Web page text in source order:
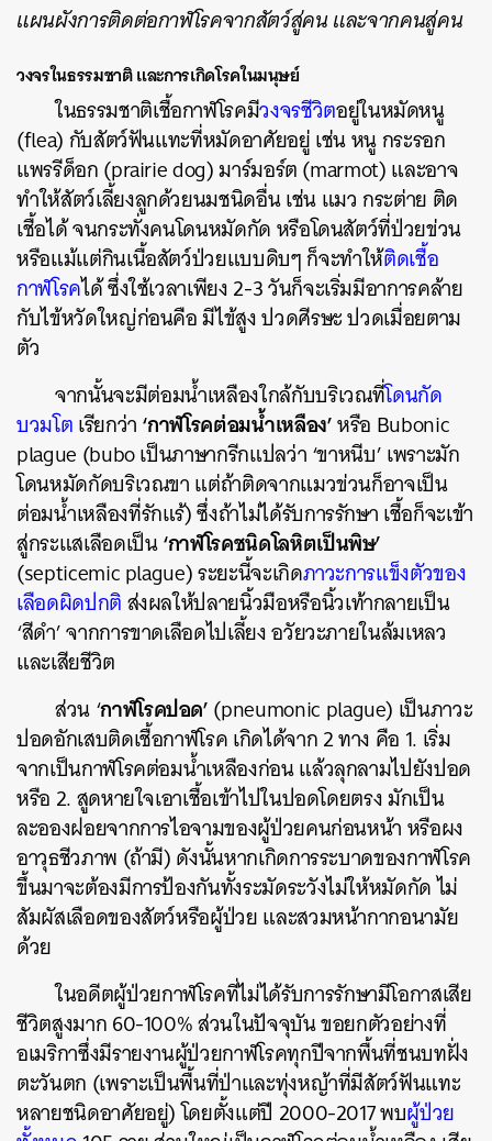
แผนผังการติดต่อกาฬโรคจากสัตว์สู่คน และจากคนสู่คน
วงจรในธรรมชาติ และการเกิดโรคในมนุษย์
ในธรรมชาติเชื้อกาฬโรคมีวงจรชีวิตอยู่ในหมัดหนู
(flea) กับสัตว์ฟันแทะที่หมัดอาศัยอยู่ เช่น หนู กระรอก
แพรรีด็อก (prairie dog) มาร์มอร์ต (marmot) และอาจ
ทำให้สัตว์เลี้ยงลูกด้วยนมชนิดอื่น เช่น แมว กระต่าย ติด
เชื้อได้ จนกระทั่งคนโดนหมัดกัด หรือโดนสัตว์ที่ป่วยข่วน
หรือแม้แต่กินเนื้อสัตว์ป่วยแบบดิบๆ ก็จะทำให้ติดเชื้อ
กาฬโรคได้ ซึ่งใช้เวลาเพียง 2-3 วันก็จะเริ่มมีอาการคล้าย
กับไข้หวัดใหญ่ก่อนคือ มีไข้สูง ปวดศีรษะ ปวดเมื่อยตาม
ตัว
จากนั้นจะมีต่อมน้ำเหลืองใกล้กับบริเวณที่โดนกัด
บวมโตเรียกว่า‘กาฬโรคต่อมน้ำเหลือง’หรือ Bubonic
plague (bubo เป็นภาษากรีกแปลว่า ‘ขาหนีบ’ เพราะมัก
โดนหมัดกัดบริเวณขา แต่ถ้าติดจากแมวข่วนก็อาจเป็น
ต่อมน้ำเหลืองที่รักแร้) ซึ่งถ้าไม่ได้รับการรักษา เชื้อก็จะเข้า
สู่กระแสเลือดเป็น‘กาฬโรคชนิดโลหิตเป็นพิษ’
(septicemic plague) ระยะนี้จะเกิดภาวะการแข็งตัวของ
เลือดผิดปกติส่งผลให้ปลายนิ้วมือหรือนิ้วเท้ากลายเป็น
‘สีดำ’ จากการขาดเลือดไปเลี้ยง อวัยวะภายในล้มเหลว
และเสียชีวิต
ส่วน ‘กาฬโรคปอด’(pneumonic plague) เป็นภาวะ
ปอดอักเสบติดเชื้อกาฬโรค เกิดได้จาก 2 ทาง คือ 1. เริ่ม
จากเป็นกาฬโรคต่อมน้ำเหลืองก่อน แล้วลุกลามไปยังปอด
หรือ 2. สูดหายใจเอาเชื้อเข้าไปในปอดโดยตรง มักเป็น
ละอองฝอยจากการไอจามของผู้ป่วยคนก่อนหน้า หรือผง
อาวุธชีวภาพ (ถ้ามี) ดังนั้นหากเกิดการระบาดของกาฬโรค
ขึ้นมาจะต้องมีการป้องกันทั้งระมัดระวังไม่ให้หมัดกัด ไม่
สัมผัสเลือดของสัตว์หรือผู้ป่วย และสวมหน้ากากอนามัย
ด้วย
ในอดีตผู้ป่วยกาฬโรคที่ไม่ได้รับการรักษามีโอกาสเสีย
ชีวิตสูงมาก 60-100% ส่วนในปัจจุบัน ขอยกตัวอย่างที่
อเมริกาซึ่งมีรายงานผู้ป่วยกาฬโรคทุกปีจากพื้นที่ชนบทฝั่ง
ตะวันตก (เพราะเป็นพื้นที่ป่าและทุ่งหญ้าที่มีสัตว์ฟันแทะ
หลายชนิดอาศัยอยู่) โดยตั้งแต่ปี 2000-2017 พบผู้ป่วย